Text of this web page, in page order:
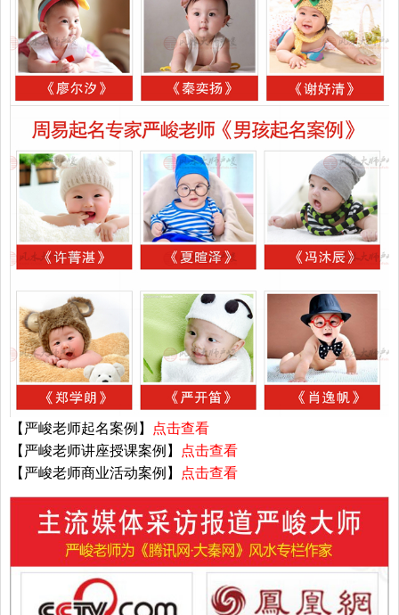
【严峻老师起名案例】
点击查看
【严峻老师讲座授课案例】
点击查看
【严峻老师商业活动案例】
点击查看